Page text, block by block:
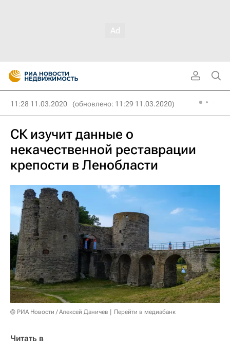
11:28 11.03.2020 (обновлено: 11:29 11.03.2020)
СК изучит данные о
некачественной реставрации
крепости в Ленобласти
© РИА Новости / Алексей Даничев Перейти в медиабанк
Читать в